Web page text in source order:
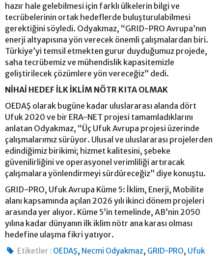
hazır hale gelebilmesi için farklı ülkelerin bilgi ve
tecrübelerinin ortak hedeflerde buluşturulabilmesi
gerektiğini söyledi. Odyakmaz, “GRID-PRO Avrupa’nın
enerji altyapısına yön verecek önemli çalışmalardan biri.
Türkiye’yi temsil etmekten gurur duyduğumuz projede,
saha tecrübemiz ve mühendislik kapasitemizle
geliştirilecek çözümlere yön vereceğiz” dedi.
NİHAİ HEDEF İLK İKLİM NÖTR KITA OLMAK
OEDAŞ olarak bugüne kadar uluslararası alanda dört
Ufuk 2020 ve bir ERA-NET projesi tamamladıklarını
anlatan Odyakmaz, “Üç Ufuk Avrupa projesi üzerinde
çalışmalarımız sürüyor. Ulusal ve uluslararası projelerden
edindiğimiz birikimi; hizmet kalitesini, şebeke
güvenilirliğini ve operasyonel verimliliği artıracak
çalışmalara yönlendirmeyi sürdüreceğiz” diye konuştu.
GRID-PRO, Ufuk Avrupa Küme 5: İklim, Enerji, Mobilite
alanı kapsamında açılan 2026 yılı ikinci dönem projeleri
arasında yer alıyor. Küme 5’in temelinde, AB’nin 2050
yılına kadar dünyanın ilk iklim nötr ana karası olması
hedefine ulaşma fikri yatıyor.
Etiketler : OEDAŞ, Necmi Odyakmaz, GRID-PRO, Ufuk